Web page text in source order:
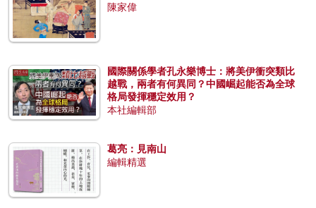
陳家偉
國際關係學者孔永樂博士：將美伊衝突類比
越戰，兩者有何異同？中國崛起能否為全球
格局發揮穩定效用？
本社編輯部
葛亮：見南山
編輯精選